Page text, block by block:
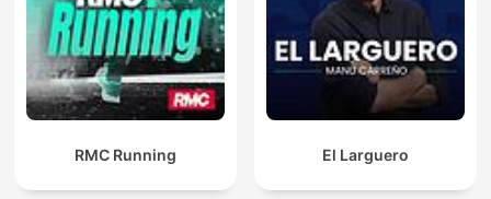
RMC Running El Larguero